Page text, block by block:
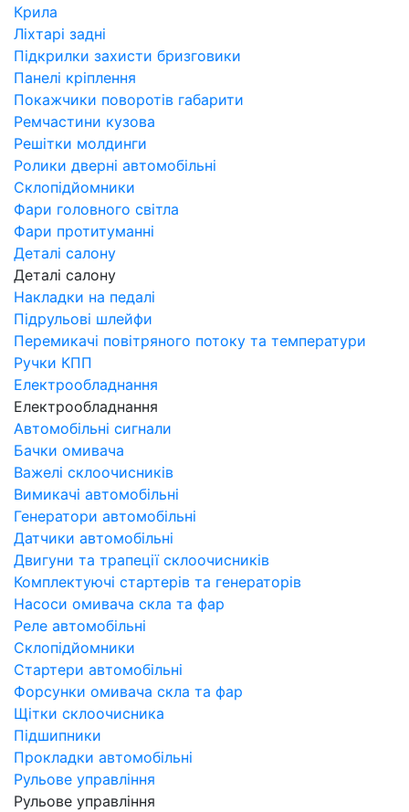
Крила
Ліхтарі задні
Підкрилки захисти бризговики
Панелі кріплення
Покажчики поворотів габарити
Ремчастини кузова
Решітки молдинги
Ролики дверні автомобільні
Склопідйомники
Фари головного світла
Фари протитуманні
Деталі салону
Деталі салону
Накладки на педалі
Підрульові шлейфи
Перемикачі повітряного потоку та температури
Ручки КПП
Електрообладнання
Електрообладнання
Автомобільні сигнали
Бачки омивача
Важелі склоочисників
Вимикачі автомобільні
Генератори автомобільні
Датчики автомобільні
Двигуни та трапеції склоочисників
Комплектуючі стартерів та генераторів
Насоси омивача скла та фар
Реле автомобільні
Склопідйомники
Стартери автомобільні
Форсунки омивача скла та фар
Щітки склоочисника
Підшипники
Прокладки автомобільні
Рульове управління
Рульове управління